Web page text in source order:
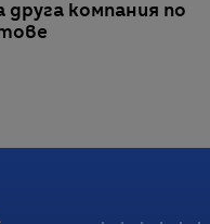
компания по